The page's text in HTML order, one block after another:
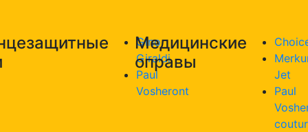
Gino
Giraldi
Paul
Vosheront
Медицинские
оправы
Jet
Paul